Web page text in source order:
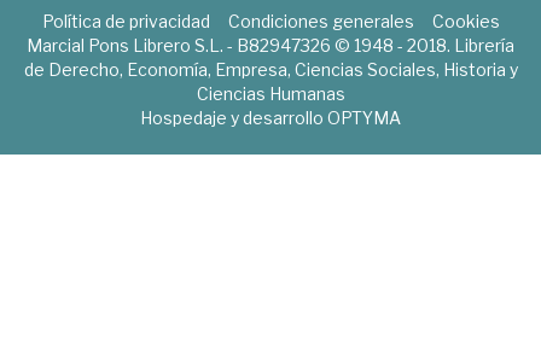
Política de privacidad Condiciones generales
Cookies
Marcial Pons Librero S.L. - B82947326 © 1948 - 2018. Librería
de Derecho, Economía, Empresa, Ciencias Sociales, Historia y
Ciencias Humanas
Hospedaje y desarrollo OPTYMA